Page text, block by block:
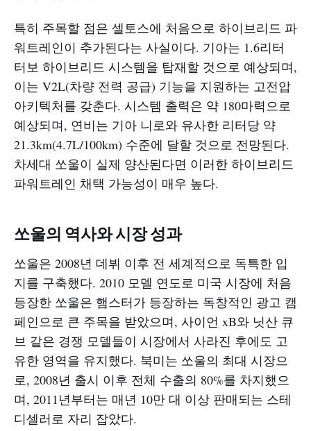
특히 주목할 점은 셀토스에 처음으로 하이브리드 파
워트레인이 추가된다는 사실이다. 기아는 1.6리터
터보 하이브리드 시스템을 탑재할 것으로 예상되며,
이는 V2L(차량 전력 공급) 기능을 지원하는 고전압
아키텍처를 갖춘다. 시스템 출력은 약 180마력으로
예상되며, 연비는 기아 니로와 유사한 리터당 약
21.3km(4.7L/100km) 수준에 달할 것으로 전망된다.
차세대 쏘울이 실제 양산된다면 이러한 하이브리드
파워트레인 채택 가능성이 매우 높다.​
쏘울의 역사와 시장 성과
쏘울은 2008년 데뷔 이후 전 세계적으로 독특한 입
지를 구축했다. 2010 모델 연도로 미국 시장에 처음
등장한 쏘울은 햄스터가 등장하는 독창적인 광고 캠
페인으로 큰 주목을 받았으며, 사이언 xB와 닛산 큐
브 같은 경쟁 모델들이 시장에서 사라진 후에도 고
유한 영역을 유지했다. 북미는 쏘울의 최대 시장으
로, 2008년 출시 이후 전체 수출의 80%를 차지했으
며, 2011년부터는 매년 10만 대 이상 판매되는 스테
디셀러로 자리 잡았다.​